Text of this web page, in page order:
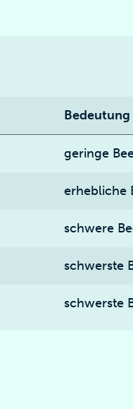
Bedeutung
geringe
erhebliche
schwere
schwerste
schwerste